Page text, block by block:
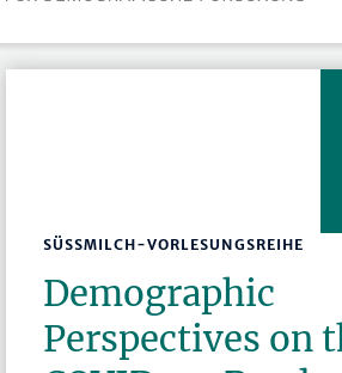
SÜSSMILCH-VORLESUNGSREIHE
Demographic
Perspectives on